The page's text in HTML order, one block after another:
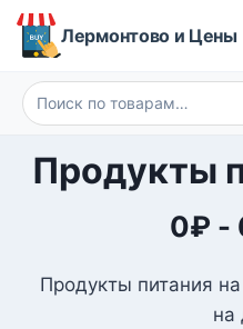
Перейти
Лермонтово и Цены
Искать:
Продукты
0₽ -
Продукты питания
на